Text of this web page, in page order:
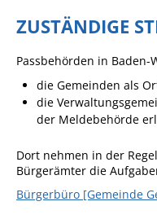
ZUSTÄNDIGE
Passbehörden in
die Gemeinden als
die
der Meldebehörde
Dort nehmen in der
Bürgerämter die
Bürgerbüro [Gemeinde